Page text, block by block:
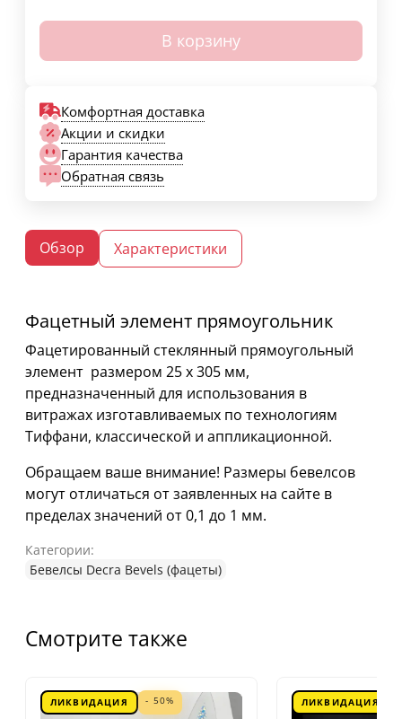
В корзину
Комфортная доставка
Акции и скидки
Гарантия качества
Обратная связь
Обзор Характеристики
Фацетный элемент прямоугольник
Фацетированный стеклянный прямоугольный
элемент размером 25 х 305 мм,
предназначенный для использования в
витражах изготавливаемых по технологиям
Тиффани, классической и аппликационной.
Обращаем ваше внимание! Размеры бевелсов
могут отличаться от заявленных на сайте в
пределах значений от 0,1 до 1 мм.
Категории:
Бевелсы Decra Bevels (фацеты)
Смотрите также
ЛИКВИДАЦИЯ - 50% ЛИКВИДАЦИЯ